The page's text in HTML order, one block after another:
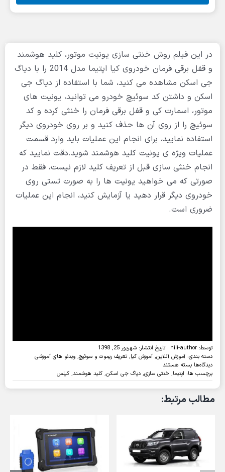
در این فیلم روش خنثی سازی یونیت موتور، کلید هوشمند
و قفل برقی فرمان خودروی کیا اپتیما مدل 2014 را با دیاگ
جی اسکن مشاهده می کنید، شما با استفاده از دیاگ جی
اسکن و داشتن کد سوئیچ خودرو می توانید، یونیت های
موتور، اسمارت کی و قفل برقی فرمان را خنثی کرده و کد
سوئیچ را از روی آن ها حذف کنید و بر روی خودروی دیگر
استفاده نمایید، برای انجام این عملیات باید وارد قسمت
عملیات ویژه ی یونیت کلید هوشمند شوید.دقت نمایید که
انجام خنثی سازی قبل از تعریف کلید لازم نیست، فقط در
صورتی که می خواهید یونیت ها را به صورت تستی روی
خودروی دیگر قرار دهید یا آزمایش کنید، انجام این عملیات
ضروری است.
توسط: nili-author
تاریخ انتشار: شهریور 25, 1398
دسته بندی: آموزش آنلاین, آموزش کیا, تعریف ریموت و سوئیچ, ویدئو های آموزشی
دیدگاه‌ها برای
ویدئو:خنثی
سازی
یونیت
موتور،
قفل
برقی
فرمان
کیا
اپتیما
بسته هستند
برچسب ها: اپتیما, خنثی سازی, دیاگ جی اسکن, کلید هوشمند, کیلس
مطالب مرتبط: